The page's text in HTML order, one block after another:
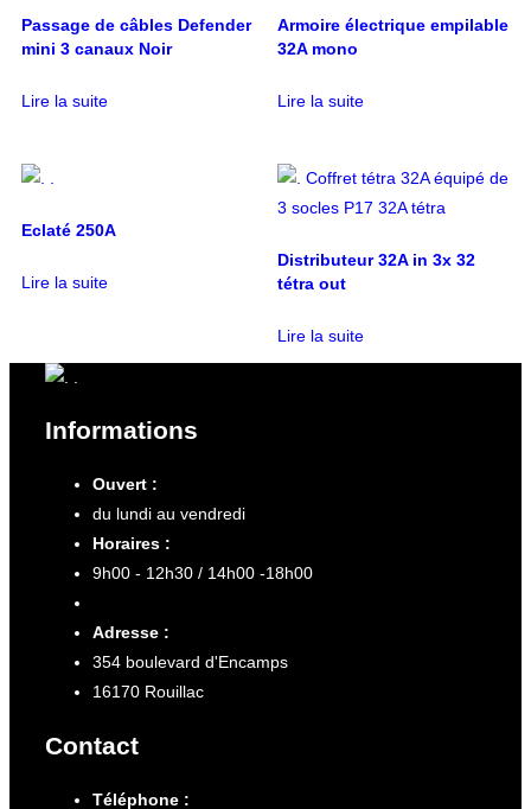
Passage de câbles Defender
mini 3 canaux Noir
Lire la suite
Armoire électrique empilable
32A mono
Lire la suite
Eclaté 250A
Lire la suite
Distributeur 32A in 3x 32
tétra out
Lire la suite
Informations
Ouvert :
du lundi au vendredi
Horaires :
9h00 - 12h30 / 14h00 -18h00
Adresse :
354 boulevard d'Encamps
16170 Rouillac
Contact
Téléphone :